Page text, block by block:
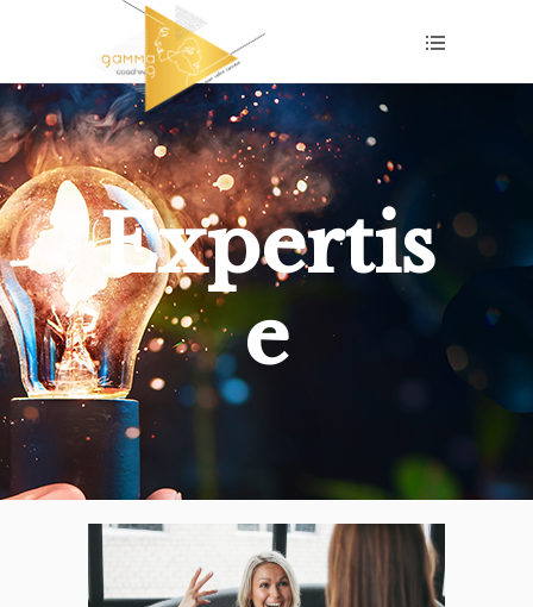
Expertis
e